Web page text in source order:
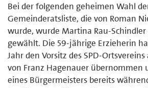
Bei der folgenden geheimen Wahl
Gemeinderatsliste, die von Roman
wurde, wurde Martina Rau-Schindler
gewählt. Die 59-jährige Erzieherin
Jahr den Vorsitz des SPD-
von Franz Hagenauer übernommen
eines Bürgermeisters bereits